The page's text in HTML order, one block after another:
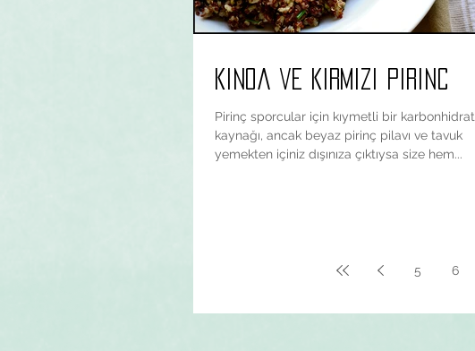
Kinoa ve Kirmizi Pirinc
Pirinç sporcular için kıymetli bir karbonhidrat
kaynağı, ancak beyaz pirinç pilavı ve tavuk
yemekten içiniz dışınıza çıktıysa size hem...
5 6